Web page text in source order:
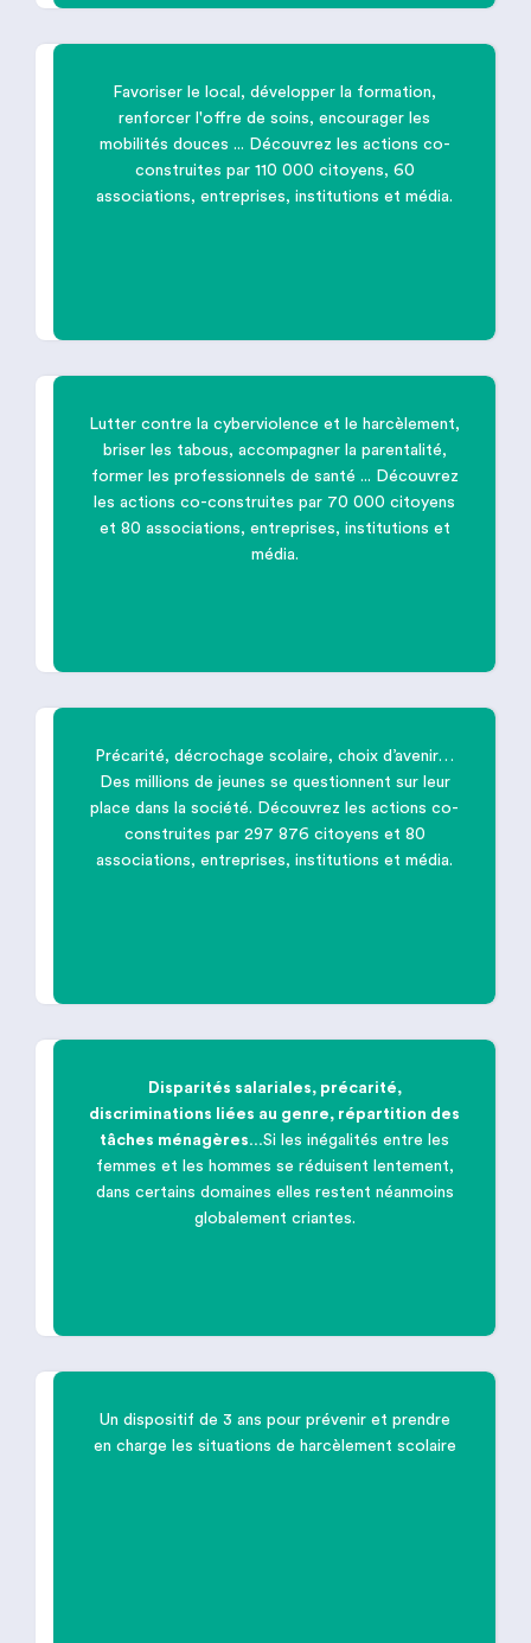

Améliorer lesconditions de vie sur
Favoriser le local, développer la formation,
renforcer l'offre de soins, encourager les
mobilités douces ... Découvrez les actions co-
construites par 110 000 citoyens, 60
associations, entreprises, institutions et média.

Protéger lesenfantscontre toutes
les formes de violences
Lutter contre la cyberviolence et le harcèlement,
briser les tabous, accompagner la parentalité,
former les professionnels de santé ... Découvrez
les actions co-construites par 70 000 citoyens
et 80 associations, entreprises, institutions et
média.

Permettre àchaque jeunede trouver
Précarité, décrochage scolaire, choix d’avenir…
Des millions de jeunes se questionnent sur leur
place dans la société. Découvrez les actions co-
construites par 297 876 citoyens et 80
associations, entreprises, institutions et média.

Lutter contre toutes les inégalités
subies par les femmes
Disparités salariales, précarité,
discriminations liées au genre, répartition des
tâches ménagères…Si les inégalités entre les
femmes et les hommes se réduisent lentement,
dans certains domaines elles restent néanmoins
globalement criantes.
Un dispositif de 3 ans pour prévenir et prendre
en charge les situations de harcèlement scolaire